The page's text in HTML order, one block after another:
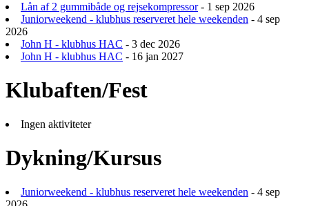
Lån af 2 gummibåde og rejsekompressor- 1 sep 2026
Juniorweekend - klubhus reserveret hele weekenden - 4 sep
2026
John H - klubhus HAC - 3 dec 2026
John H - klubhus HAC - 16 jan 2027
Klubaften/Fest
Ingen aktiviteter
Dykning/Kursus
Juniorweekend - klubhus reserveret hele weekenden - 4 sep